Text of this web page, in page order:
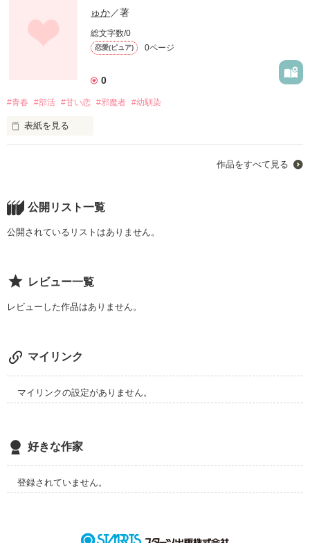
ゅか／著
総文字数/0
恋愛(ピュア) 0ページ
0
#青春 #部活 #甘い恋 #邪魔者 #幼馴染
表紙を見る
「素直にぶつけられねーのはあいつだからなんだよ。」
┈┈┈┈┈┈┈┈┈┈┈❁┈┈┈┈┈┈┈┈┈┈┈┈❁
「本人から聞いたことじゃないのに、他人の言った言葉でグチ
胡桃沢　楓（くるみざわ　かえで）
生徒会会計✕テニス部部長
好き同士なのに別れが来るのはなぜ？
甘くて酸っぱくてほろ苦い
純愛ストーリーです。
作品をすべて見る
公開リスト一覧
公開されているリストはありません。
レビュー一覧
レビューした作品はありません。
マイリンク
マイリンクの設定がありません。
好きな作家
登録されていません。